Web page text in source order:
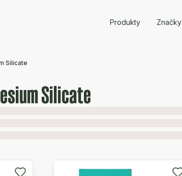
Produkty Značky
Silicate
Silicate